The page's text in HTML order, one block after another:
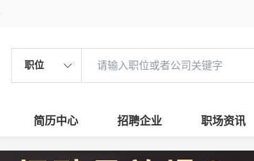
职位
简历中心 招聘企业 职场资讯